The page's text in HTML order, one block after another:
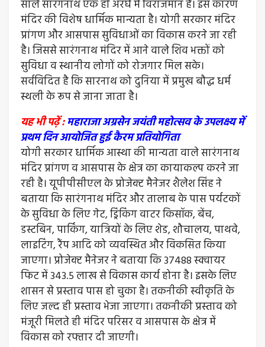
साले सारंगनाथ एक ही अरघे में विराजमान हैं। इस कारण
मंदिर की विशेष धार्मिक मान्यता है। योगी सरकार मंदिर
प्रांगण और आसपास सुविधाओं का विकास करने जा रही
है। जिससे सारंगनाथ मंदिर में आने वाले शिव भक्तों को
सुविधा व स्थानीय लोगों को रोजगार मिल सके।
सर्वविदित है कि सारनाथ को दुनिया में प्रमुख बौद्ध धर्म
स्थली के रूप से जाना जाता है।
यह भी पढ़ें :महाराजा अग्रसेन जयंती महोत्सव के उपलक्ष्य में
प्रथम दिन आयोजित हुई कैरम प्रतियोगिता
योगी सरकार धार्मिक आस्था की मान्यता वाले सारंगनाथ
मंदिर प्रांगण व आसपास के क्षेत्र का कायाकल्प करने जा
रही है। यूपीपीसीएल के प्रोजेक्ट मैनेजर शैलेश सिंह ने
बताया कि सारंगनाथ मंदिर और तालाब के पास पर्यटकों
के सुविधा के लिए गेट, ड्रिंकिंग वाटर किसॉक, बेंच,
डस्टबिन, पार्किंग, यात्रियों के लिए शेड, शौचालय, पाथवे,
लाइटिंग, रैंप आदि को व्यवस्थित और विकसित किया
जाएगा। प्रोजेक्ट मैनेजर ने बताया कि 37488 स्क्वायर
फिट में 343.5 लाख से विकास कार्य होना है। इसके लिए
शासन से प्रस्ताव पास हो चुका है। तकनीकी स्वीकृति के
लिए जल्द ही प्रस्ताव भेजा जाएगा। तकनीकी प्रस्ताव को
मंजूरी मिलते ही मंदिर परिसर व आसपास के क्षेत्र में
विकास को रफ्तार दी जाएगी।